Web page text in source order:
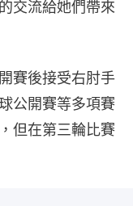
交流給她們帶來
賽後接受右肘手
公開賽等多項賽
但在第三輪比賽